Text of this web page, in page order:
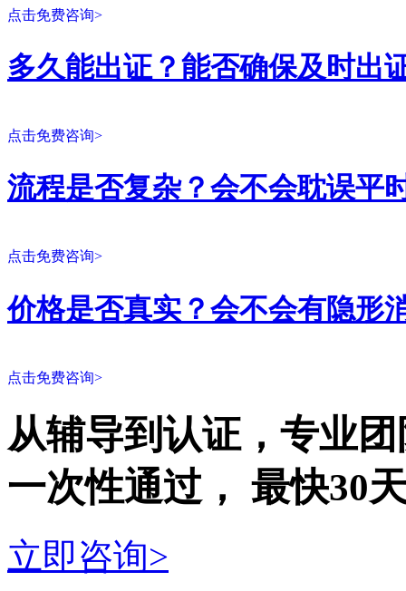
点击免费咨询>
多久能出证？能否确保及时出
点击免费咨询>
流程是否复杂？会不会耽误平
点击免费咨询>
价格是否真实？会不会有隐形
点击免费咨询>
从辅导到认证，专业
一次性通过， 最快30
立即咨询>